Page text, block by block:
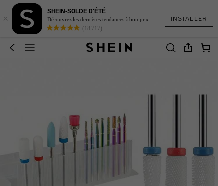
INSTALLER
×
SHEIN-SOLDE D'ÉTÉ
Découvrez les dernières tendances à bon prix.
(18,717)